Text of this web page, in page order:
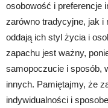
osobowość i preferencje
zarówno tradycyjne, jak i
oddają ich styl życia i
zapachu jest ważny,
samopoczucie i sposób,
innych. Pamiętajmy, że
indywidualności i